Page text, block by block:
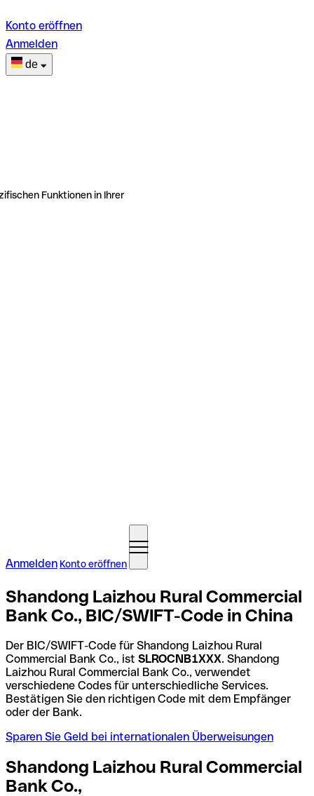
Konto eröffnen
Anmelden
de
Funktionen in Ihrer
Anmelden Konto eröffnen
Shandong Laizhou Rural Commercial
Bank Co., BIC/SWIFT-Code in China
Der BIC/SWIFT-Code für Shandong Laizhou Rural
Commercial Bank Co., ist SLROCNB1XXX. Shandong
Laizhou Rural Commercial Bank Co., verwendet
verschiedene Codes für unterschiedliche Services.
Bestätigen Sie den richtigen Code mit dem Empfänger
oder der Bank.
Sparen Sie Geld bei internationalen Überweisungen
Shandong Laizhou Rural Commercial
Bank Co.,